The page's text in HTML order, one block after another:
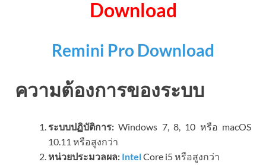
Download
Remini Pro Download
ความต้องการของระบบ
ระบบปฏิบัติการ: Windows 7, 8, 10 หรือ macOS
10.11 หรือสูงกว่า
หน่วยประมวลผล: IntelCore i5 หรือสูงกว่า